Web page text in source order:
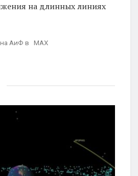
на длинных линиях
АиФ в MAX